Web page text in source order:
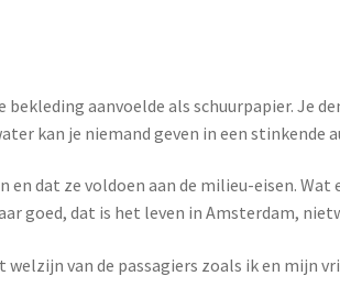
aanvoelde als schuurpapier. Je
kan je niemand geven in een stinkende
dat ze voldoen aan de milieu-eisen.
goed, dat is het leven in Amsterdam,
van de passagiers zoals ik en mijn